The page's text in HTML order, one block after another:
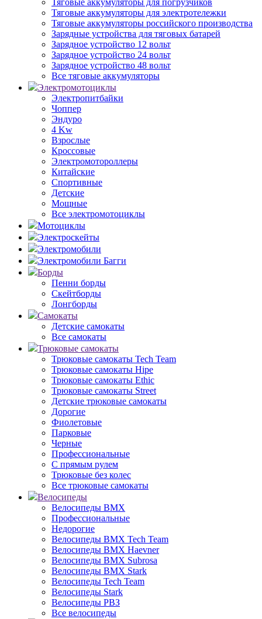
Тяговые аккумуляторы для погрузчиков
Тяговые аккумуляторы для электротележки
Тяговые аккумуляторы российского производства
Зарядные устройства для тяговых батарей
Зарядное устройство 12 вольт
Зарядное устройство 24 вольт
Зарядное устройство 48 вольт
Все тяговые аккумуляторы
Электромотоциклы
Электропитбайки
Чоппер
Эндуро
4 Kw
Взрослые
Кроссовые
Электромотороллеры
Китайские
Спортивные
Детские
Мощные
Все электромотоциклы
Мотоциклы
Электроскейты
Электромобили
Электромобили Багги
Борды
Пенни борды
Скейтборды
Лонгборды
Самокаты
Детские самокаты
Все самокаты
Трюковые самокаты
Трюковые самокаты Tech Team
Трюковые самокаты Hipe
Трюковые самокаты Ethic
Трюковые самокаты Street
Детские трюковые самокаты
Дорогие
Фиолетовые
Парковые
Черные
Профессиональные
С прямым рулем
Трюковые без колес
Все трюковые самокаты
Велосипеды
Велосипеды BMX
Профессиональные
Недорогие
Велосипеды BMX Tech Team
Велосипеды BMX Haevner
Велосипеды BMX Subrosa
Велосипеды BMX Stark
Велосипеды Tech Team
Велосипеды Stark
Велосипеды РВЗ
Все велосипеды